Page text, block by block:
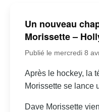
Un nouveau
Morissette –
Publié le mercredi 8
Après le hockey, la
Morissette se lance
Dave Morissette